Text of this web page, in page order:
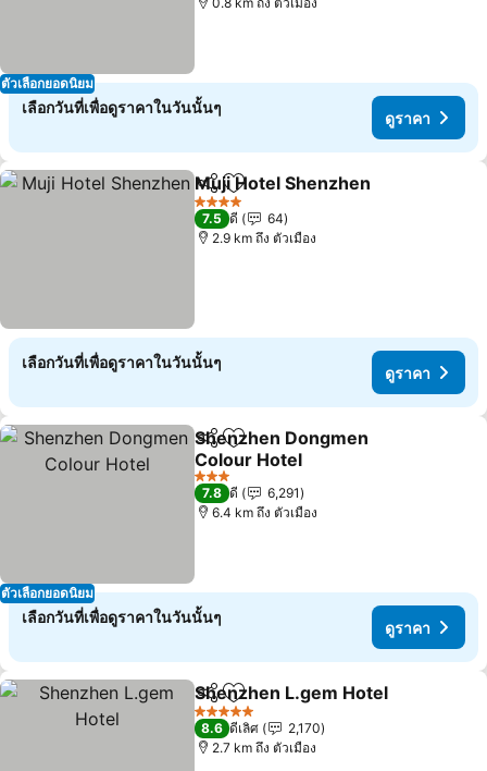
ตัวเลือกยอดนิยม
เลือกวันที่เพื่อดูราคาในวันนั้นๆ
ดูราคา
แชร์ เพิ่มในรายการโปรด
Muji Hotel Shenzhen
4 ดาว
7.5 ดี
64
2.9 km ถึง ตัวเมือง
เลือกวันที่เพื่อดูราคาในวันนั้นๆ
ดูราคา
ตัวเลือกยอดนิยม
แชร์ เพิ่มในรายการโปรด
Shenzhen Dongmen
Colour Hotel
ดูราคา
3 ดาว
7.8 ดี
6,291
6.4 km ถึง ตัวเมือง
เลือกวันที่เพื่อดูราคาในวันนั้นๆ
ดูราคา
แชร์ เพิ่มในรายการโปรด
Shenzhen L.gem Hotel
5 ดาว
8.6 ดีเลิศ
2,170
2.7 km ถึง ตัวเมือง